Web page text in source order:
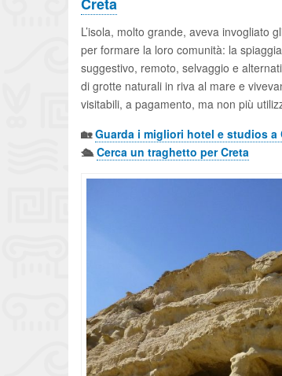
L’isola, molto grande, aveva invogliato
per formare la loro comunità: la
suggestivo, remoto, selvaggio e
di grotte naturali in riva al mare e
visitabili, a pagamento, ma non più
🏡Guarda i migliori hotel e studios a
🛳️ Cerca un traghetto per Creta